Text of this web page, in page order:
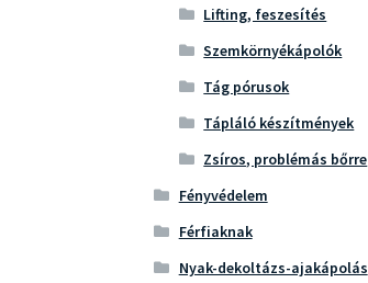
Lifting, feszesítés
Szemkörnyékápolók
Tág pórusok
Tápláló készítmények
Zsíros, problémás bőrre
Fényvédelem
Férfiaknak
Nyak-dekoltázs-ajakápolás